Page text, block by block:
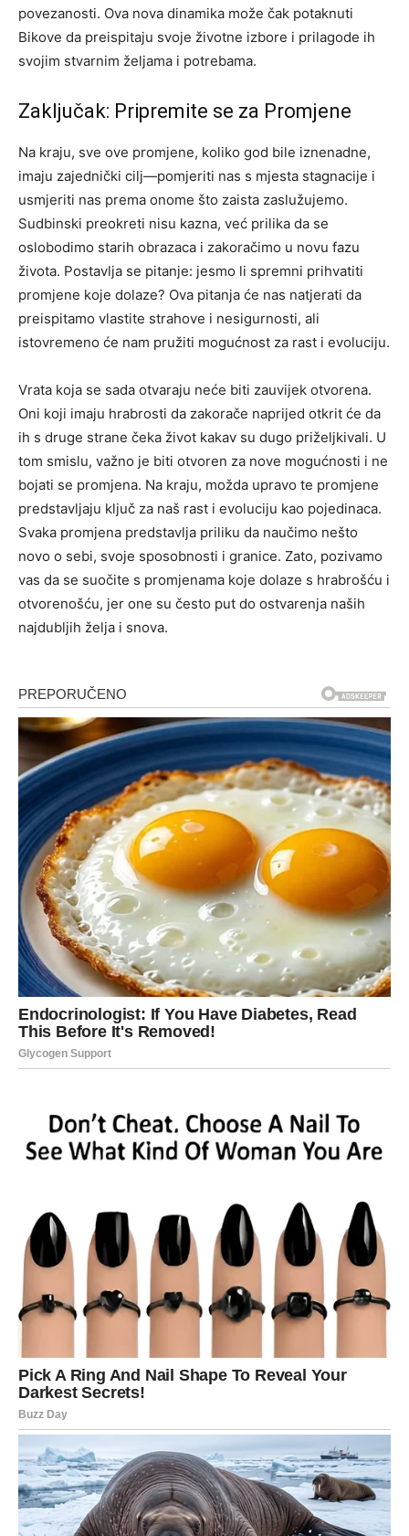
povezanosti. Ova nova dinamika može čak potaknuti
Bikove da preispitaju svoje životne izbore i prilagode ih
svojim stvarnim željama i potrebama.
Zaključak: Pripremite se za Promjene
Na kraju, sve ove promjene, koliko god bile iznenadne,
imaju zajednički cilj—pomjeriti nas s mjesta stagnacije i
usmjeriti nas prema onome što zaista zaslužujemo.
Sudbinski preokreti nisu kazna, već prilika da se
oslobodimo starih obrazaca i zakoračimo u novu fazu
života. Postavlja se pitanje: jesmo li spremni prihvatiti
promjene koje dolaze? Ova pitanja će nas natjerati da
preispitamo vlastite strahove i nesigurnosti, ali
istovremeno će nam pružiti mogućnost za rast i evoluciju.
Vrata koja se sada otvaraju neće biti zauvijek otvorena.
Oni koji imaju hrabrosti da zakorače naprijed otkrit će da
ih s druge strane čeka život kakav su dugo priželjkivali. U
tom smislu, važno je biti otvoren za nove mogućnosti i ne
bojati se promjena. Na kraju, možda upravo te promjene
predstavljaju ključ za naš rast i evoluciju kao pojedinaca.
Svaka promjena predstavlja priliku da naučimo nešto
novo o sebi, svoje sposobnosti i granice. Zato, pozivamo
vas da se suočite s promjenama koje dolaze s hrabrošću i
otvorenošću, jer one su često put do ostvarenja naših
najdubljih želja i snova.